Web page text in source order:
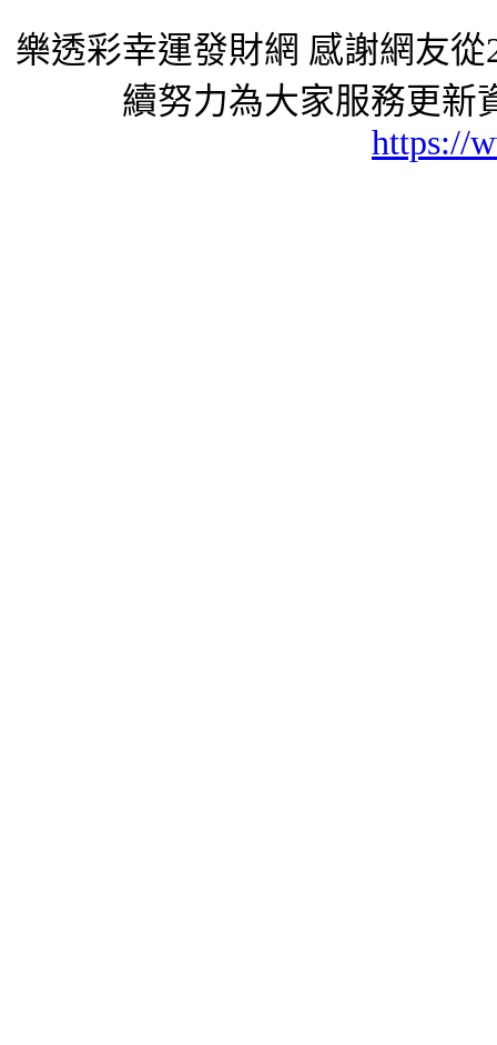
樂透彩幸運發財網 感謝網友
續努力為大家服務更新
https://